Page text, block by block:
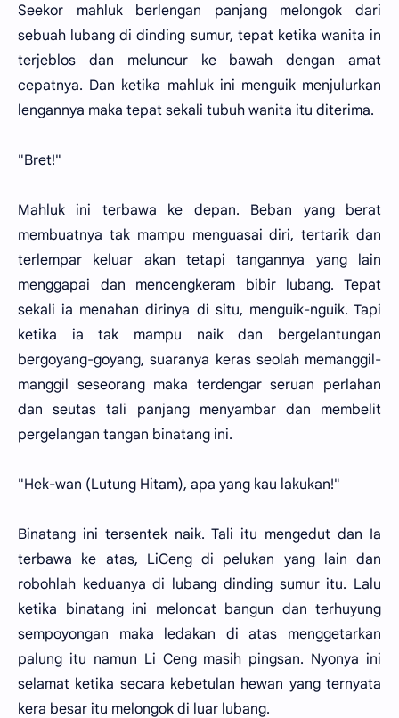
Seekor mahluk berlengan panjang melongok dari
sebuah lubang di dinding sumur, tepat ketika wanita in
terjeblos dan meluncur ke bawah dengan amat
cepatnya. Dan ketika mahluk ini menguik menjulurkan
lengannya maka tepat sekali tubuh wanita itu diterima.
"Bret!"
Mahluk ini terbawa ke depan. Beban yang berat
membuatnya tak mampu menguasai diri, tertarik dan
terlempar keluar akan tetapi tangannya yang lain
menggapai dan mencengkeram bibir lubang. Tepat
sekali ia menahan dirinya di situ, menguik-nguik. Tapi
ketika ia tak mampu naik dan bergelantungan
bergoyang-goyang, suaranya keras seolah memanggil-
manggil seseorang maka terdengar seruan perlahan
dan seutas tali panjang menyambar dan membelit
pergelangan tangan binatang ini.
"Hek-wan (Lutung Hitam), apa yang kau lakukan!"
Binatang ini tersentek naik. Tali itu mengedut dan Ia
terbawa ke atas, LiCeng di pelukan yang lain dan
robohlah keduanya di lubang dinding sumur itu. Lalu
ketika binatang ini meloncat bangun dan terhuyung
sempoyongan maka ledakan di atas menggetarkan
palung itu namun Li Ceng masih pingsan. Nyonya ini
selamat ketika secara kebetulan hewan yang ternyata
kera besar itu melongok di luar lubang.